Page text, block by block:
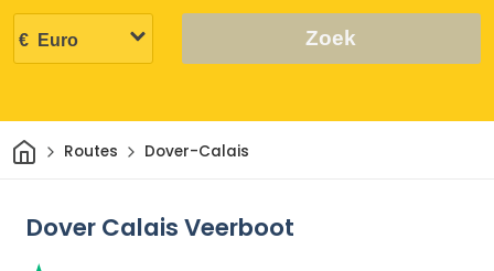
Zoek
ThuisRoutes Dover-Calais
Dover Calais Veerboot